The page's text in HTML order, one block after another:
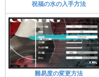
祝福の水の入手方法
難易度の変更方法